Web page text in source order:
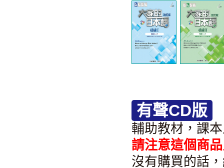
有聲CD版
輔助教材，課
請注意這個商
沒有購買的話